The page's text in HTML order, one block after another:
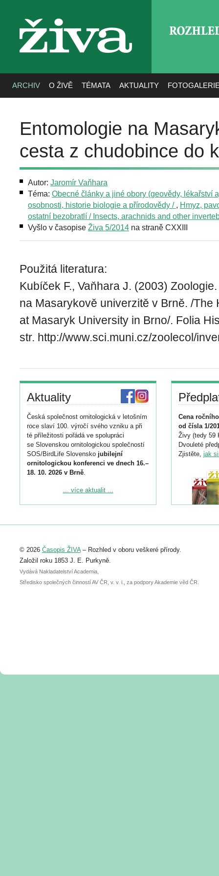
živa
ARCHIV O ŽIVĚ TÉMATA AKTUALITY
Entomologie na
cesta z chudobince do
Autor: Jaromír Vaňhara
Téma: Obecné články a jiné obory (geovědy, lékařství
osobnosti, historie biologie a přírodovědy / , Hmyz,
ostatní bezobratlí / Insects, arachnids and other
Vyšlo v časopise Živa 5/2014 na straně CXXIII
Použitá literatura:
Kubíček F., Vaňhara J. (2003)
na Masarykově univerzitě v Brně. /The
at Masaryk University in Brno/. Folia
str. http://www.sci.muni.cz/zoolecol/
Aktuality
Česká společnost ornitologická v letošním
roce slaví 100. výročí svého vzniku a při
té příležitosti pořádá ve spolupráci
se Slovenskou ornitologickou společností
SOS/BirdLife Slovensko jubilejní
ornitologickou konferenci ve dnech 16.–
18. 10. 2026 v Brně.
Podrobnější informace ke konferenci
Registrovat se můžete do 6. září.
abstraktu přihlášené přednášky nebo
posteru je už 30. června.
... více aktualit ...
Cena
od čísla 1/
Živy (tedy 59
Dvouleté
Zjistěte, jak
© 2026 Časopis ŽIVA– Rozhled v oboru veškeré přírody.
Založil roku 1853 J. E. Purkyně.
Vydává Nakladatelství Academia,
Středisko společných činností AV ČR, v. v. i., za podpory Akademie věd ČR.